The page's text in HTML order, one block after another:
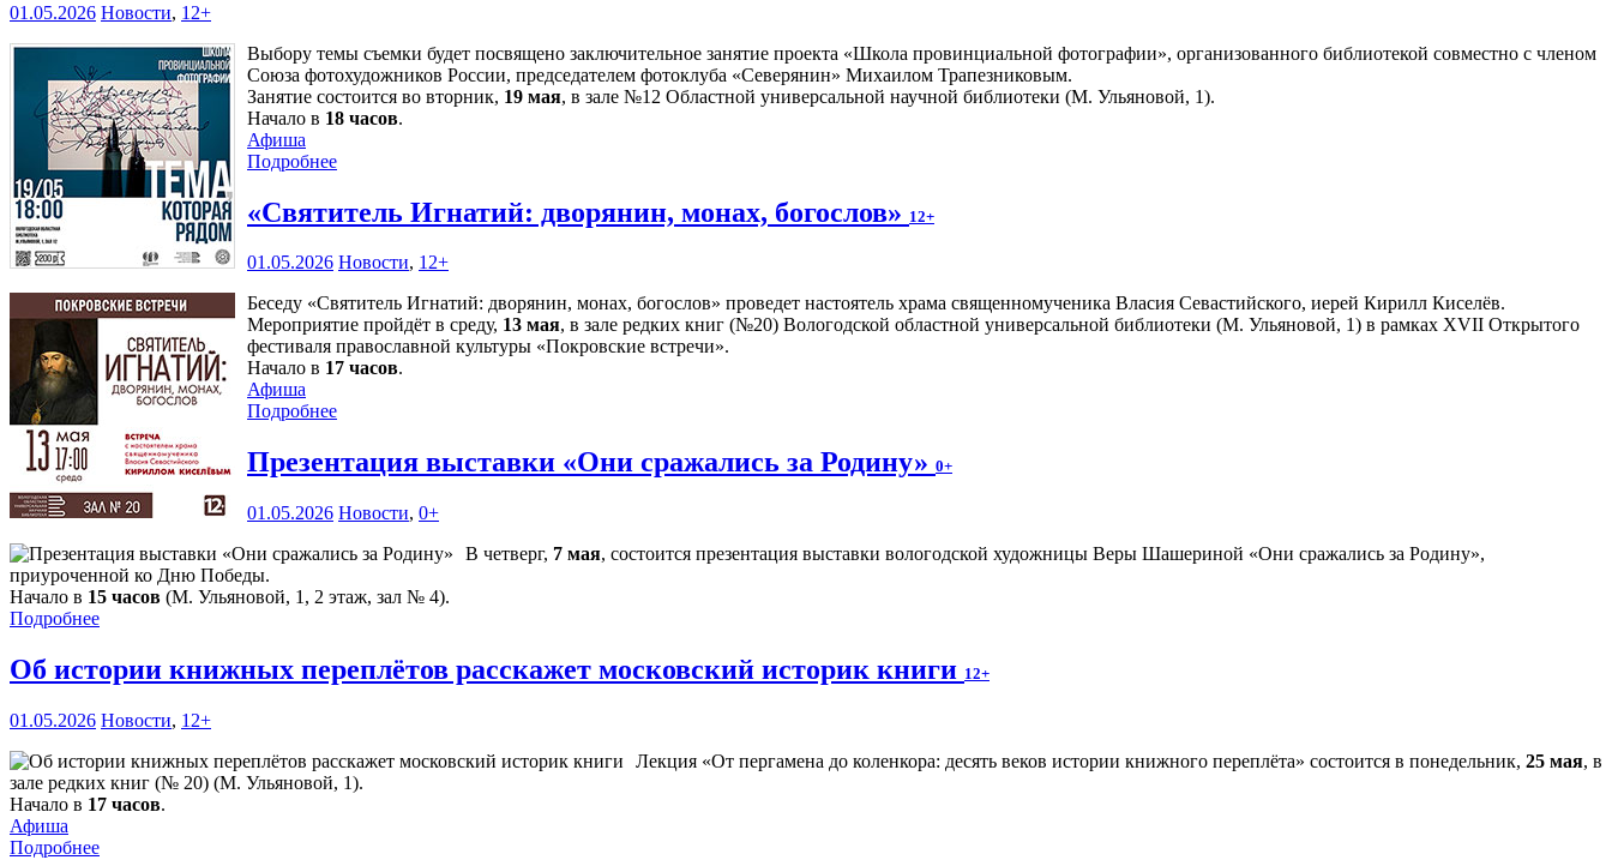
01.05.2026 Новости, 12+
Выбору темы съемки будет посвящено заключительное занятие проекта «Школа провинциальной фотографии», организованного библиотекой совместно с членом
Союза фотохудожников России, председателем фотоклуба «Северянин» Михаилом Трапезниковым.
Занятие состоится во вторник, 19 мая, в зале №12 Областной универсальной научной библиотеки (М. Ульяновой, 1).
Начало в 18 часов.
Афиша
Подробнее
«Святитель Игнатий: дворянин, монах, богослов» 12+
01.05.2026 Новости, 12+
Беседу «Святитель Игнатий: дворянин, монах, богослов» проведет настоятель храма священномученика Власия Севастийского, иерей Кирилл Киселёв.
Мероприятие пройдёт в среду, 13 мая, в зале редких книг (№20) Вологодской областной универсальной библиотеки (М. Ульяновой, 1) в рамках XVII Открытого
фестиваля православной культуры «Покровские встречи».
Начало в 17 часов.
Афиша
Подробнее
Презентация выставки «Они сражались за Родину» 0+
01.05.2026 Новости, 0+
В четверг, 7 мая, состоится презентация выставки вологодской художницы Веры Шашериной «Они сражались за Родину»,
приуроченной ко Дню Победы.
Начало в 15 часов (М. Ульяновой, 1, 2 этаж, зал № 4).
Подробнее
Об истории книжных переплётов расскажет московский историк книги 12+
01.05.2026 Новости, 12+
Лекция «От пергамена до коленкора: десять веков истории книжного переплёта» состоится в понедельник, 25 мая, в
зале редких книг (№ 20) (М. Ульяновой, 1).
Начало в 17 часов.
Афиша
Подробнее